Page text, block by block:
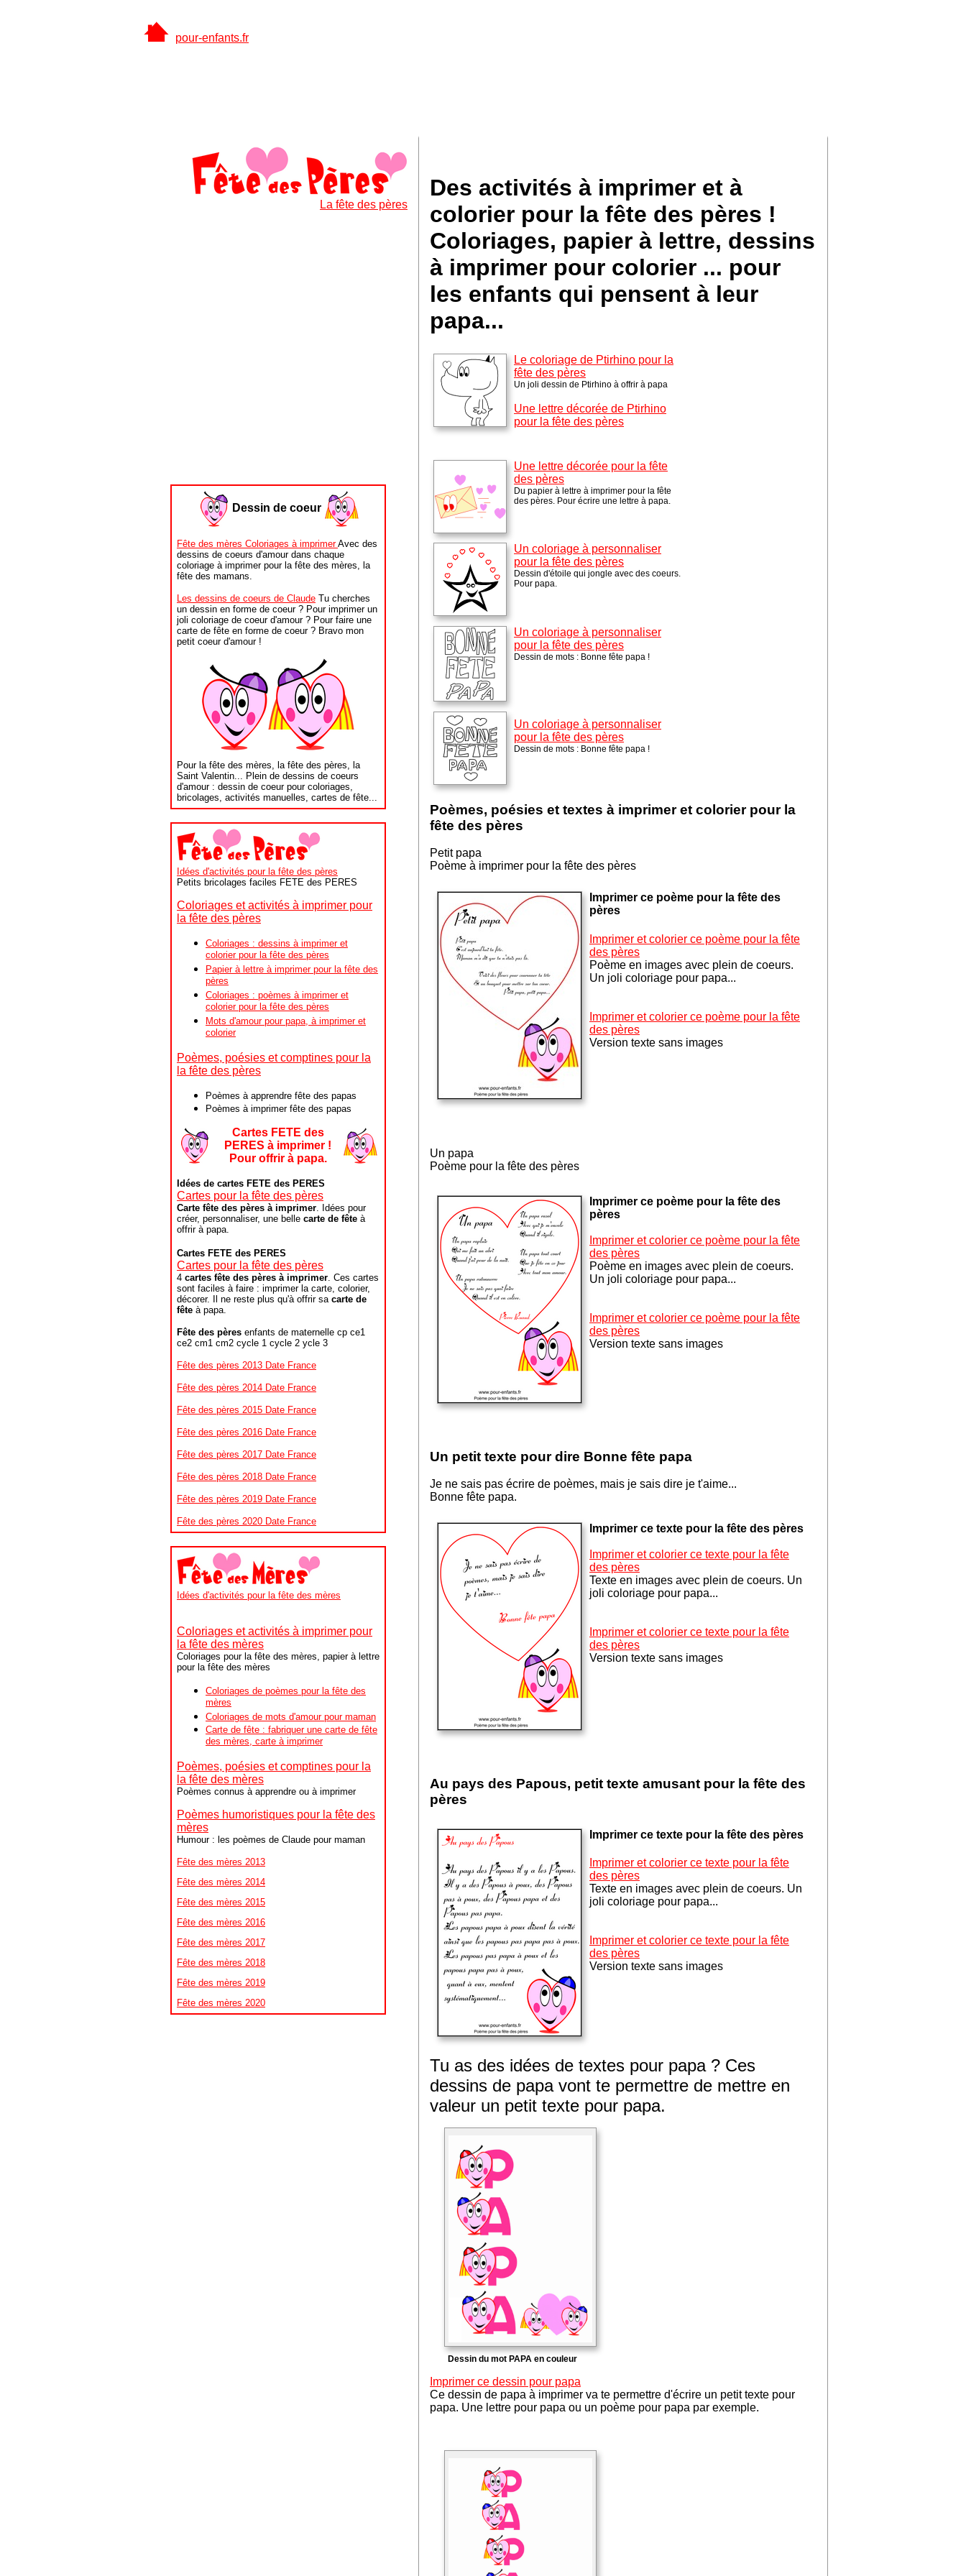
pour-enfants.fr
La fête des pères
Dessin de coeur
Fête des mères Coloriages à imprimerAvec des
dessins de coeurs d'amour dans chaque
coloriage à imprimer pour la fête des mères, la
fête des mamans.
Les dessins de coeurs de Claude Tu cherches
un dessin en forme de coeur ? Pour imprimer un
joli coloriage de coeur d'amour ? Pour faire une
carte de fête en forme de coeur ? Bravo mon
petit coeur d'amour !
Pour la fête des mères, la fête des pères, la
Saint Valentin... Plein de dessins de coeurs
d'amour : dessin de coeur pour coloriages,
bricolages, activités manuelles, cartes de fête...
Idées d'activités pour la fête des pères
Petits bricolages faciles FETE des PERES
Coloriages et activités à imprimer pour
la fête des pères
Coloriages : dessins à imprimer et
colorier pour la fête des pères
Papier à lettre à imprimer pour la fête des
pères
Coloriages : poèmes à imprimer et
colorier pour la fête des pères
Mots d'amour pour papa, à imprimer et
colorier
Poèmes, poésies et comptines pour la
la fête des pères
Poèmes à apprendre fête des papas
Poèmes à imprimerfête des papas
Cartes FETE des
PERES à imprimer !
Pour offrir à papa.
Idées de cartes FETE des PERES
Cartes pour la fête des pères
Carte fête des pères à imprimer. Idées pour
créer, personnaliser, une belle carte de fête à
offrir à papa.
Cartes FETE des PERES
Cartes pour la fête des pères
4 cartes fête des pères à imprimer. Ces cartes
sont faciles à faire : imprimer la carte, colorier,
décorer. Il ne reste plus qu'à offrir sa carte de
fête à papa.
Fête des pères enfants de maternelle cp ce1
ce2 cm1 cm2 cycle 1 cycle 2 ycle 3
Fête des pères 2013 Date France
Fête des pères 2014 Date France
Fête des pères 2015 Date France
Fête des pères 2016 Date France
Fête des pères 2017 Date France
Fête des pères 2018 Date France
Fête des pères 2019 Date France
Fête des pères 2020 Date France
Idées d'activités pour la fête des mères
Coloriages et activités à imprimer pour
la fête des mères
Coloriages pour la fête des mères, papier à lettre
pour la fête des mères
Coloriages de poèmes pour la fête des
mères
Coloriages de mots d'amour pour maman
Carte de fête : fabriquer une carte de fête
des mères, carte à imprimer
Poèmes, poésies et comptines pour la
la fête des mères
Poèmes connus à apprendre ou à imprimer
Poèmes humoristiques pour la fête des
mères
Humour : les poèmes de Claude pour maman
Fête des mères 2013
Fête des mères 2014
Fête des mères 2015
Fête des mères 2016
Fête des mères 2017
Fête des mères 2018
Fête des mères 2019
Fête des mères 2020
Des activités à imprimer et à
colorier pour la fête des pères !
Coloriages, papier à lettre, dessins
à imprimer pour colorier ... pour
les enfants qui pensent à leur
papa...
Le coloriage de Ptirhino pour la
fête des pères
Un joli dessin de Ptirhino à offrir à papa
Une lettre décorée de Ptirhino
pour la fête des pères
Une lettre décorée pour la fête
des pères
Du papier à lettre à imprimer pour la fête
des pères. Pour écrire une lettre à papa.
Un coloriage à personnaliser
pour la fête des pères
Dessin d'étoile qui jongle avec des coeurs.
Pour papa.
Un coloriage à personnaliser
pour la fête des pères
Dessin de mots : Bonne fête papa !
Un coloriage à personnaliser
pour la fête des pères
Dessin de mots : Bonne fête papa !
Poèmes, poésies et textes à imprimer et colorier pour la
fête des pères
Petit papa
Poème à imprimer pour la fête des pères
Imprimer ce poème pour la fête des
pères
mprimer et colorier ce poème pour la fête
des pères
Poème en images avec plein de coeurs.
Un joli coloriage pour papa...
Imprimer et colorier ce poème pour la fête
des pères
Version texte sans images
Un papa
Poème pour la fête des pères
Imprimer ce poème pour la fête des
pères
mprimer et colorier ce poème pour la fête
des pères
Poème en images avec plein de coeurs.
Un joli coloriage pour papa...
Imprimer et colorier ce poème pour la fête
des pères
Version texte sans images
Un petit texte pour dire Bonne fête papa
Je ne sais pas écrire de poèmes, mais je sais dire je t'aime...
Bonne fête papa.
Imprimer ce texte pour la fête des pères
mprimer et colorier ce texte pour la fête
des pères
Texte en images avec plein de coeurs. Un
joli coloriage pour papa...
Imprimer et colorier ce texte pour la fête
des pères
Version texte sans images
Au pays des Papous, petit texte amusant pour la fête des
pères
Imprimer ce texte pour la fête des pères
Imprimer et colorier ce texte pour la fête
des pères
Texte en images avec plein de coeurs. Un
joli coloriage pour papa...
Imprimer et colorier ce texte pour la fête
des pères
Version texte sans images
Tu as des idées de textes pour papa ? Ces
dessins de papa vont te permettre de mettre en
valeur un petit texte pour papa.
Dessin du mot PAPA en couleur
Imprimer ce dessin pour papa
Ce dessin de papa à imprimer va te permettre d'écrire un petit texte pour
papa. Une lettre pour papa ou un poème pour papa par exemple.